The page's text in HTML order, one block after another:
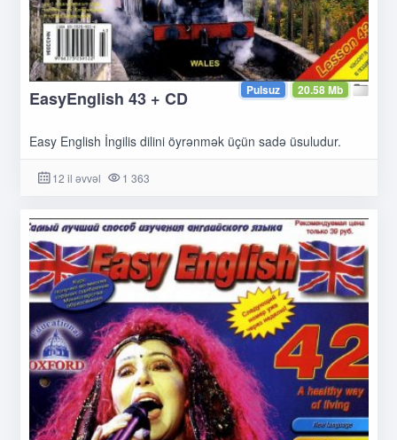
20.58 Mb
Pulsuz
EasyEnglish 43 + CD
Easy English İngilis dilini öyrənmək üçün sadə üsuludur.
12 il əvvəl 1 363